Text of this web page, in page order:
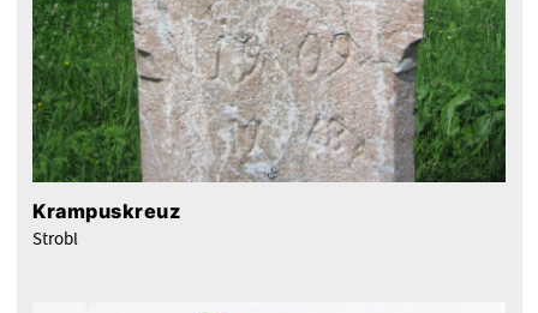
Krampuskreuz
Strobl